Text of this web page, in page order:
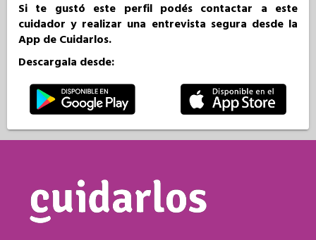
Si te gustó este perfil podés contactar a este
cuidador y realizar una entrevista segura desde la
App de Cuidarlos.
Descargala desde: